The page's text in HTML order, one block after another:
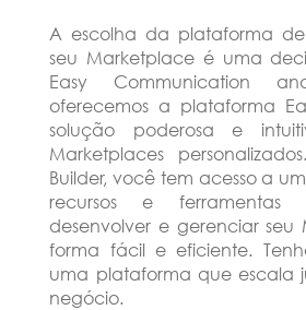
A escolha da plataforma
seu Marketplace é uma
Easy Communication
oferecemos a plataforma
solução poderosa e
Marketplaces
Builder, você tem acesso a
recursos e ferramentas
desenvolver e gerenciar
forma fácil e eficiente.
uma plataforma que escala
negócio.